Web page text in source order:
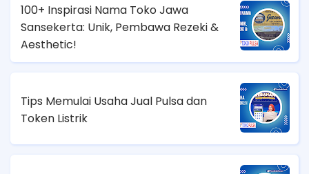
100+ Inspirasi Nama Toko Jawa
Sansekerta: Unik, Pembawa Rezeki &
Aesthetic!
Tips Memulai Usaha Jual Pulsa dan
Token Listrik